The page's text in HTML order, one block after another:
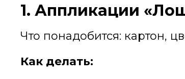
1. Аппликации
Что понадобится: картон,
Как делать: